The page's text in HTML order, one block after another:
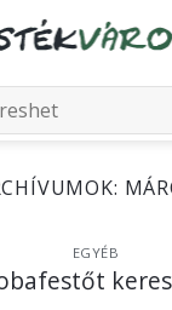
EGYÉB